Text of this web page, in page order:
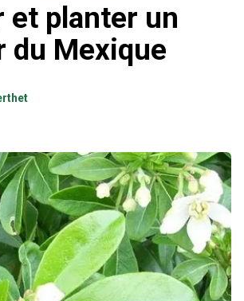
et planter un
du Mexique